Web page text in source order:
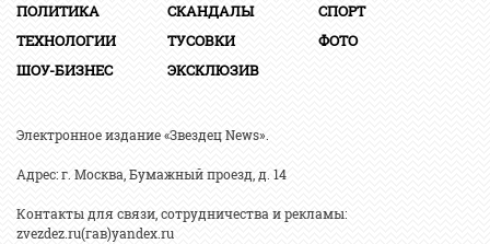
ПОЛИТИКА
СКАНДАЛЫ
СПОРТ
ТЕХНОЛОГИИ
ТУСОВКИ
ФОТО
ШОУ-БИЗНЕС
ЭКСКЛЮЗИВ
Электронное издание «Звездец News».
Адрес: г. Москва, Бумажный проезд, д. 14
Контакты для связи, сотрудничества и рекламы:
zvezdez.ru(гав)yandex.ru